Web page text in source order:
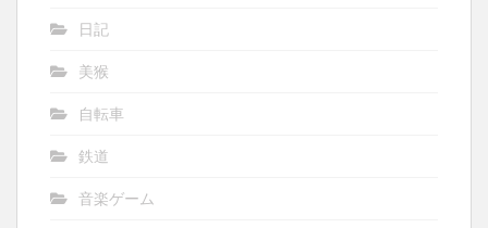
日記
美猴
自転車
鉄道
音楽ゲーム